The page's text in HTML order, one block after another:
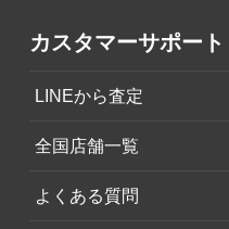
カスタマーサポート
LINEから査定
全国店舗一覧
よくある質問